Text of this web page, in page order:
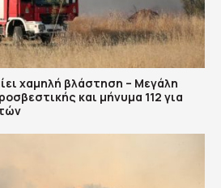
χαμηλή βλάστηση – Μεγάλη
και μήνυμα 112 για